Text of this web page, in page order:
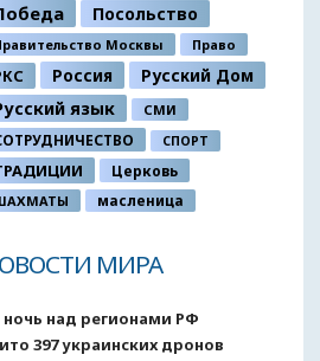
Посольство
Москвы Право
Россия
Русский Дом
язык
СМИ
СПОРТ
Церковь
масленица
МИРА
ночь над регионами РФ
397 украинских дронов